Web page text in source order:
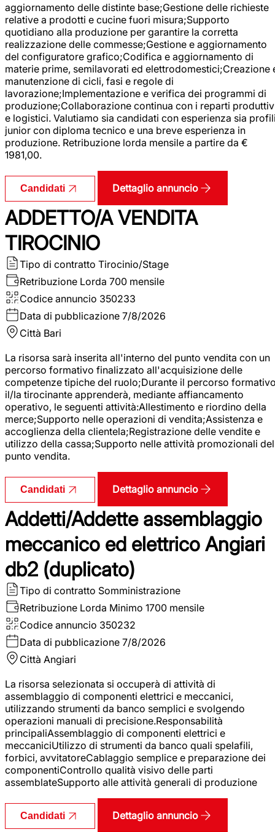
aggiornamento delle distinte base;Gestione delle richieste
relative a prodotti e cucine fuori misura;Supporto
quotidiano alla produzione per garantire la corretta
realizzazione delle commesse;Gestione e aggiornamento
del configuratore grafico;Codifica e aggiornamento di
materie prime, semilavorati ed elettrodomestici;Creazione
manutenzione di cicli, fasi e regole di
lavorazione;Implementazione e verifica dei programmi di
produzione;Collaborazione continua con i reparti
e logistici. Valutiamo sia candidati con esperienza sia
junior con diploma tecnico e una breve esperienza in
produzione. Retribuzione lorda mensile a partire da €
1981,00.
Candidati Dettaglio annuncio
ADDETTO/A VENDITA
TIROCINIO
Tipo di contratto Tirocinio/Stage
Retribuzione Lorda 700 mensile
Codice annuncio 350233
Data di pubblicazione 7/8/2026
Città Bari
La risorsa sarà inserita all'interno del punto vendita con un
percorso formativo finalizzato all'acquisizione delle
competenze tipiche del ruolo;Durante il percorso
il/la tirocinante apprenderà, mediante affiancamento
operativo, le seguenti attività:Allestimento e riordino della
merce;Supporto nelle operazioni di vendita;Assistenza e
accoglienza della clientela;Registrazione delle vendite e
utilizzo della cassa;Supporto nelle attività promozionali del
punto vendita.
Candidati Dettaglio annuncio
Addetti/Addette assemblaggio
meccanico ed elettrico Angiari
db2 (duplicato)
Tipo di contratto Somministrazione
Retribuzione Lorda Minimo 1700 mensile
Codice annuncio 350232
Data di pubblicazione 7/8/2026
Città Angiari
La risorsa selezionata si occuperà di attività di
assemblaggio di componenti elettrici e meccanici,
utilizzando strumenti da banco semplici e svolgendo
operazioni manuali di precisione.Responsabilità
principaliAssemblaggio di componenti elettrici e
meccaniciUtilizzo di strumenti da banco quali spelafili,
forbici, avvitatoreCablaggio semplice e preparazione dei
componentiControllo qualità visivo delle parti
assemblateSupporto alle attività generali di produzione
Candidati Dettaglio annuncio